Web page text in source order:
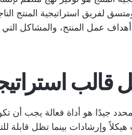
لفريق استراتيجية المنتج
عمل المنتج، والمشاكل
قالب
جيدًا هو أداة فعالة يجب أن
وإرشادات بينما تظل قابلة